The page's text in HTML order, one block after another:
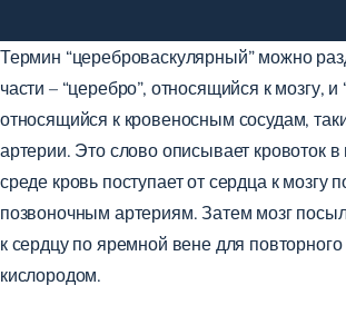
Термин “цереброваскулярный” можно
части – “церебро”, относящийся к мозгу, и
относящийся к кровеносным сосудам,
артерии. Это слово описывает кровоток
среде кровь поступает от сердца к мозгу
позвоночным артериям. Затем мозг
к сердцу по яремной вене для
кислородом.